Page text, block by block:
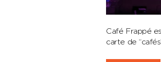
Café Frappé
carte de